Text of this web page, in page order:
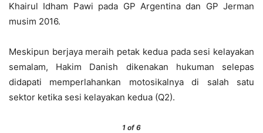
Khairul Idham Pawi pada GP Argentina dan GP Jerman
musim 2016.
Meskipun berjaya meraih petak kedua pada sesi kelayakan
semalam, Hakim Danish dikenakan hukuman selepas
didapati memperlahankan motosikalnya di salah satu
sektor ketika sesi kelayakan kedua (Q2).
1 of 6